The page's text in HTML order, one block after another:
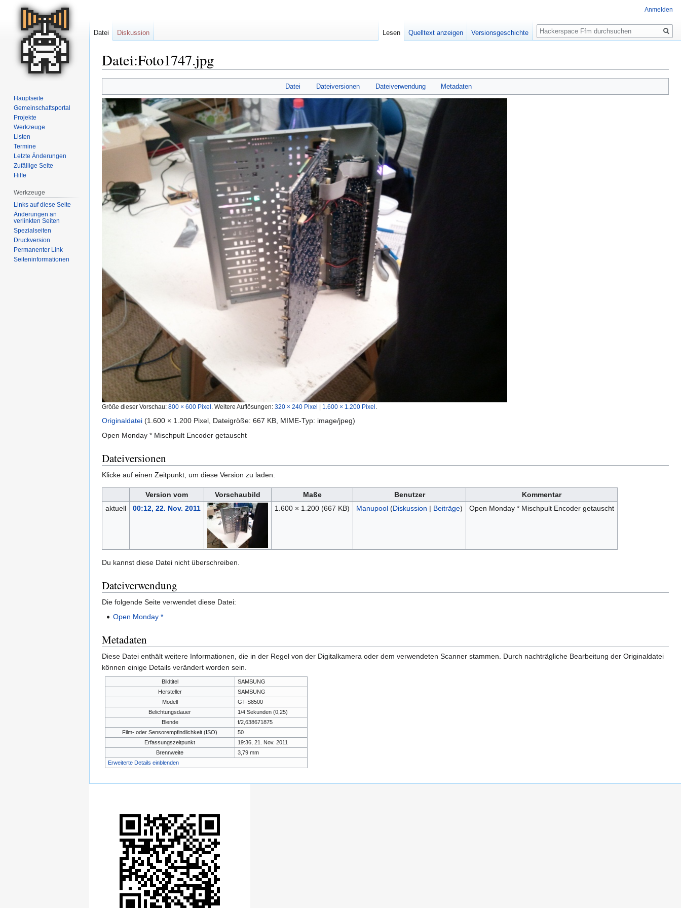
Datei:Foto1747.jpg
Navigation
springen
Suche
springen
Datei Dateiversionen Dateiverwendung Metadaten
Größe dieser Vorschau: 800 × 600 Pixel Weitere Auflösungen: 320 × 240 Pixel 1.600 × 1.200 Pixel
Originaldatei (1.600 × 1.200 Pixel, Dateigröße: 667 KB, MIME-Typ: image/jpeg)
Open Monday * Mischpult Encoder getauscht
Dateiversionen
Klicke auf einen Zeitpunkt, um diese Version zu laden.
Version vom Vorschaubild Maße Benutzer
Kommentar
aktuell
00:12, 22. Nov. 2011 1.600 × 1.200 (667 KB) Manupool (Diskussion | Beiträge) Open Monday * Mischpult Encoder getauscht
Du kannst diese Datei nicht überschreiben.
Dateiverwendung
Die folgende Seite verwendet diese Datei:
Open Monday *
Metadaten
Diese Datei enthält weitere Informationen, die in der Regel von der Digitalkamera oder dem verwendeten Scanner stammen. Durch nachträgliche Bearbeitung der Originaldatei
können einige Details verändert worden sein.
Bildtitel
SAMSUNG
Hersteller
SAMSUNG
Modell
GT-S8500
Belichtungsdauer
1/4 Sekunden (0,25)
Blende
f/2,638671875
Film- oder Sensorempfindlichkeit (ISO)
50
Erfassungszeitpunkt
19:36, 21. Nov. 2011
Brennweite
3,79 mm
Erweiterte Details einblenden
Anmelden
Datei Diskussion Lesen Quelltext anzeigen Versionsgeschichte
Suche
Hauptseite
Gemeinschafts­portal
Projekte
Werkzeuge
Listen
Termine
Letzte Änderungen
Zufällige Seite
Hilfe
Werkzeuge
Links auf diese Seite
Änderungen an
verlinkten Seiten
Spezialseiten
Druckversion
Permanenter Link
Seiten­informationen